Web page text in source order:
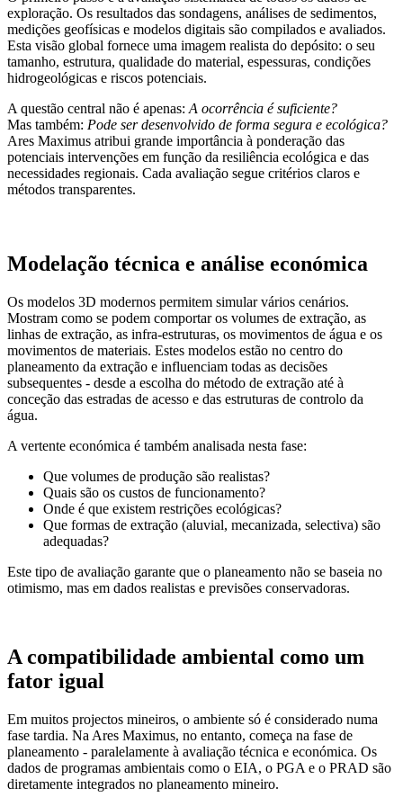
exploração. Os resultados das sondagens, análises de sedimentos,
medições geofísicas e modelos digitais são compilados e avaliados.
Esta visão global fornece uma imagem realista do depósito: o seu
tamanho, estrutura, qualidade do material, espessuras, condições
hidrogeológicas e riscos potenciais.
A questão central não é apenas: A ocorrência é suficiente?
Mas também: Pode ser desenvolvido de forma segura e ecológica?
Ares Maximus atribui grande importância à ponderação das
potenciais intervenções em função da resiliência ecológica e das
necessidades regionais. Cada avaliação segue critérios claros e
métodos transparentes.
Modelação técnica e análise económica
Os modelos 3D modernos permitem simular vários cenários.
Mostram como se podem comportar os volumes de extração, as
linhas de extração, as infra-estruturas, os movimentos de água e os
movimentos de materiais. Estes modelos estão no centro do
planeamento da extração e influenciam todas as decisões
subsequentes - desde a escolha do método de extração até à
conceção das estradas de acesso e das estruturas de controlo da
água.
A vertente económica é também analisada nesta fase:
Que volumes de produção são realistas?
Quais são os custos de funcionamento?
Onde é que existem restrições ecológicas?
Que formas de extração (aluvial, mecanizada, selectiva) são
adequadas?
Este tipo de avaliação garante que o planeamento não se baseia no
otimismo, mas em dados realistas e previsões conservadoras.
A compatibilidade ambiental como um
fator igual
Em muitos projectos mineiros, o ambiente só é considerado numa
fase tardia. Na Ares Maximus, no entanto, começa na fase de
planeamento - paralelamente à avaliação técnica e económica. Os
dados de programas ambientais como o EIA, o PGA e o PRAD são
diretamente integrados no planeamento mineiro.